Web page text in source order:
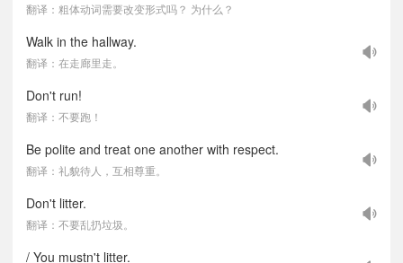
翻译：粗体动词需要改变形式吗？ 为什么？
Walk in the hallway.
翻译：在走廊里走。
Don't run!
翻译：不要跑！
Be polite and treat one another with respect.
翻译：礼貌待人，互相尊重。
Don't litter.
翻译：不要乱扔垃圾。
/ You mustn't litter.